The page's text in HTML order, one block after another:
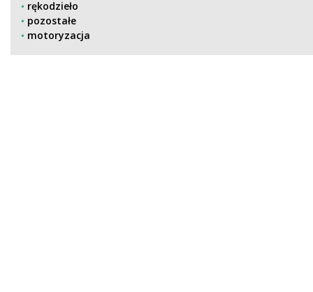
rękodzieło
pozostałe
motoryzacja